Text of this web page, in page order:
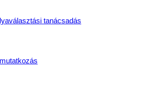
tanácsadás